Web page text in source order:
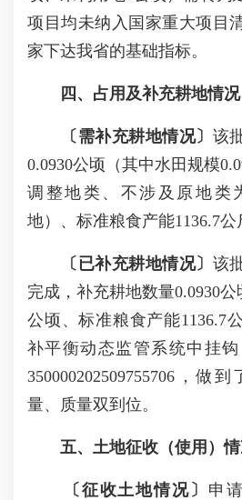
项目均未纳入国家重大项目
家下达我省的基础指标。
四、占用及补充耕地情况
〔需补充耕地情况〕 该
0.0930公顷（其中水田规模
调整地类、不涉及原地类
地）、标准粮食产能1136.7公
〔已补充耕地情况〕 该
完成，补充耕地数量0.0930
公顷、标准粮食产能1136.7
补平衡动态监管系统中挂
350000202509755706，做
量、质量双到位。
五、土地征收（使用）
〔 征收土地情况 〕 申